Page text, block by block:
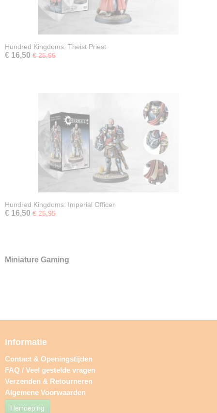
Hundred Kingdoms: Theist Priest
€ 16,50 € 25,95
Hundred Kingdoms: Imperial Officer
€ 16,50 € 25,95
Miniature Gaming
Informatie
Contact & Openingstijden
FAQ / Veel gestelde vragen
Verzenden & Retourneren
Algemene Voorwaarden
Herroeping